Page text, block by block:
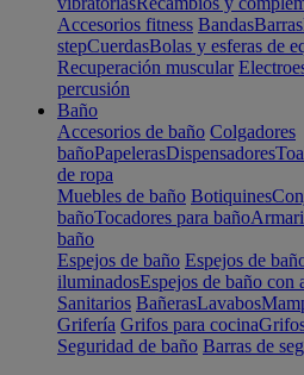
Accesorios fitness BandasBarras
stepCuerdasBolas y esferas de
Recuperación muscular
percusión
Baño
Accesorios de baño Colgadores
bañoPapelerasDispensadores
de ropa
Muebles de baño Botiquines
bañoTocadores para baño
baño
Espejos de baño Espejos de
iluminadosEspejos de baño con
Sanitarios BañerasLavabos
Grifería Grifos para cocina
Seguridad de baño Barras de